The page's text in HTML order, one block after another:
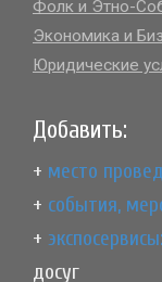
Фолк и Этно-
Экономика и
Юридические
Добавить:
+ место
+ события,
+ экспосервисы:
досуг